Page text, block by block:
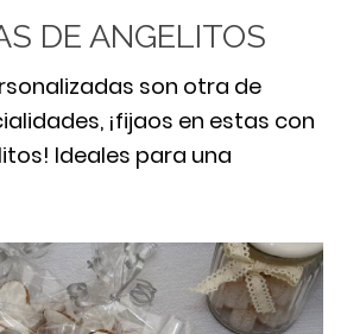
DE ANGELITOS
son otra de
¡fijaos en estas con
Ideales para una